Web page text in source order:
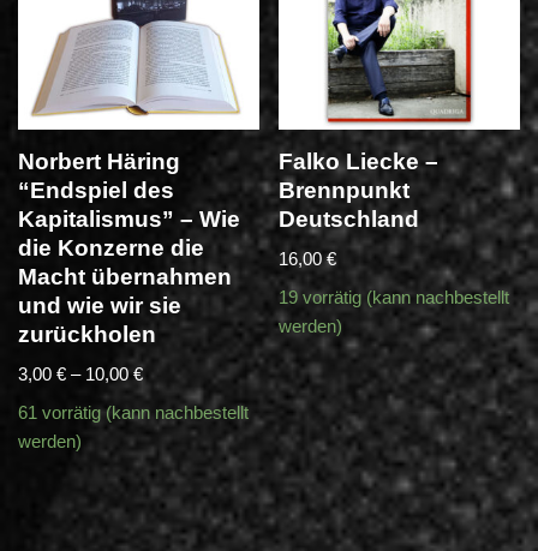
Norbert Häring
“Endspiel des
Kapitalismus” – Wie
die Konzerne die
Macht übernahmen
und wie wir sie
zurückholen
3,00 € – 10,00 €
61 vorrätig (kann nachbestellt
werden)
Falko Liecke –
Brennpunkt
Deutschland
16,00€
19 vorrätig (kann nachbestellt
werden)